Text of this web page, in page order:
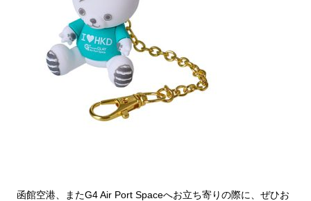
函館空港、またG4 Air Port Spaceへお立ち寄りの際に、ぜひお